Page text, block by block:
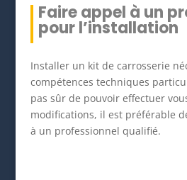
Faire appel à un
pour l’installation
Installer un kit de carrosserie
compétences techniques
pas sûr de pouvoir effectuer
modifications, il est préférable
à un professionnel qualifié.